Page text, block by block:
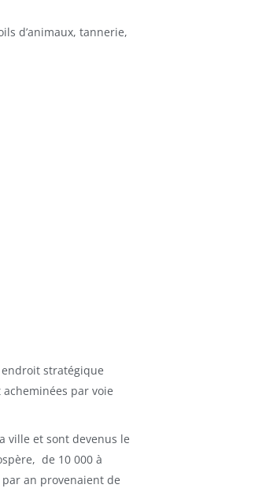
d’animaux, tannerie,
endroit stratégique
par voie
ville et sont devenus le
de 10 000 à
an provenaient de